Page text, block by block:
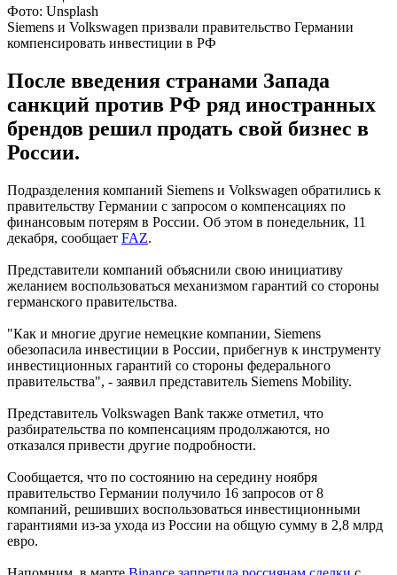
Фото: Unsplash
Siemens и Volkswagen призвали правительство Германии
компенсировать инвестиции в РФ
После введения странами Запада
санкций против РФ ряд иностранных
брендов решил продать свой бизнес в
России.
Подразделения компаний Siemens и Volkswagen обратились к
правительству Германии с запросом о компенсациях по
финансовым потерям в России. Об этом в понедельник, 11
декабря, сообщает FAZ.
Представители компаний объяснили свою инициативу
желанием воспользоваться механизмом гарантий со стороны
германского правительства.
"Как и многие другие немецкие компании, Siemens
обезопасила инвестиции в России, прибегнув к инструменту
инвестиционных гарантий со стороны федерального
правительства", - заявил представитель Siemens Mobility.
Представитель Volkswagen Bank также отметил, что
разбирательства по компенсациям продолжаются, но
отказался привести другие подробности.
Сообщается, что по состоянию на середину ноября
правительство Германии получило 16 запросов от 8
компаний, решивших воспользоваться инвестиционными
гарантиями из-за ухода из России на общую сумму в 2,8 млрд
евро.